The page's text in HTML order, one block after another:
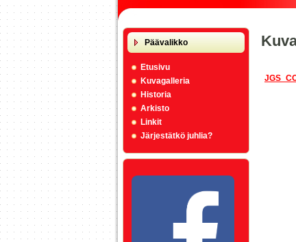
Päävalikko
Etusivu
Kuvagalleria
Historia
Arkisto
Linkit
Järjestätkö juhlia?